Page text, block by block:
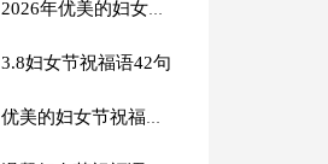
3.8妇女节祝福语42句